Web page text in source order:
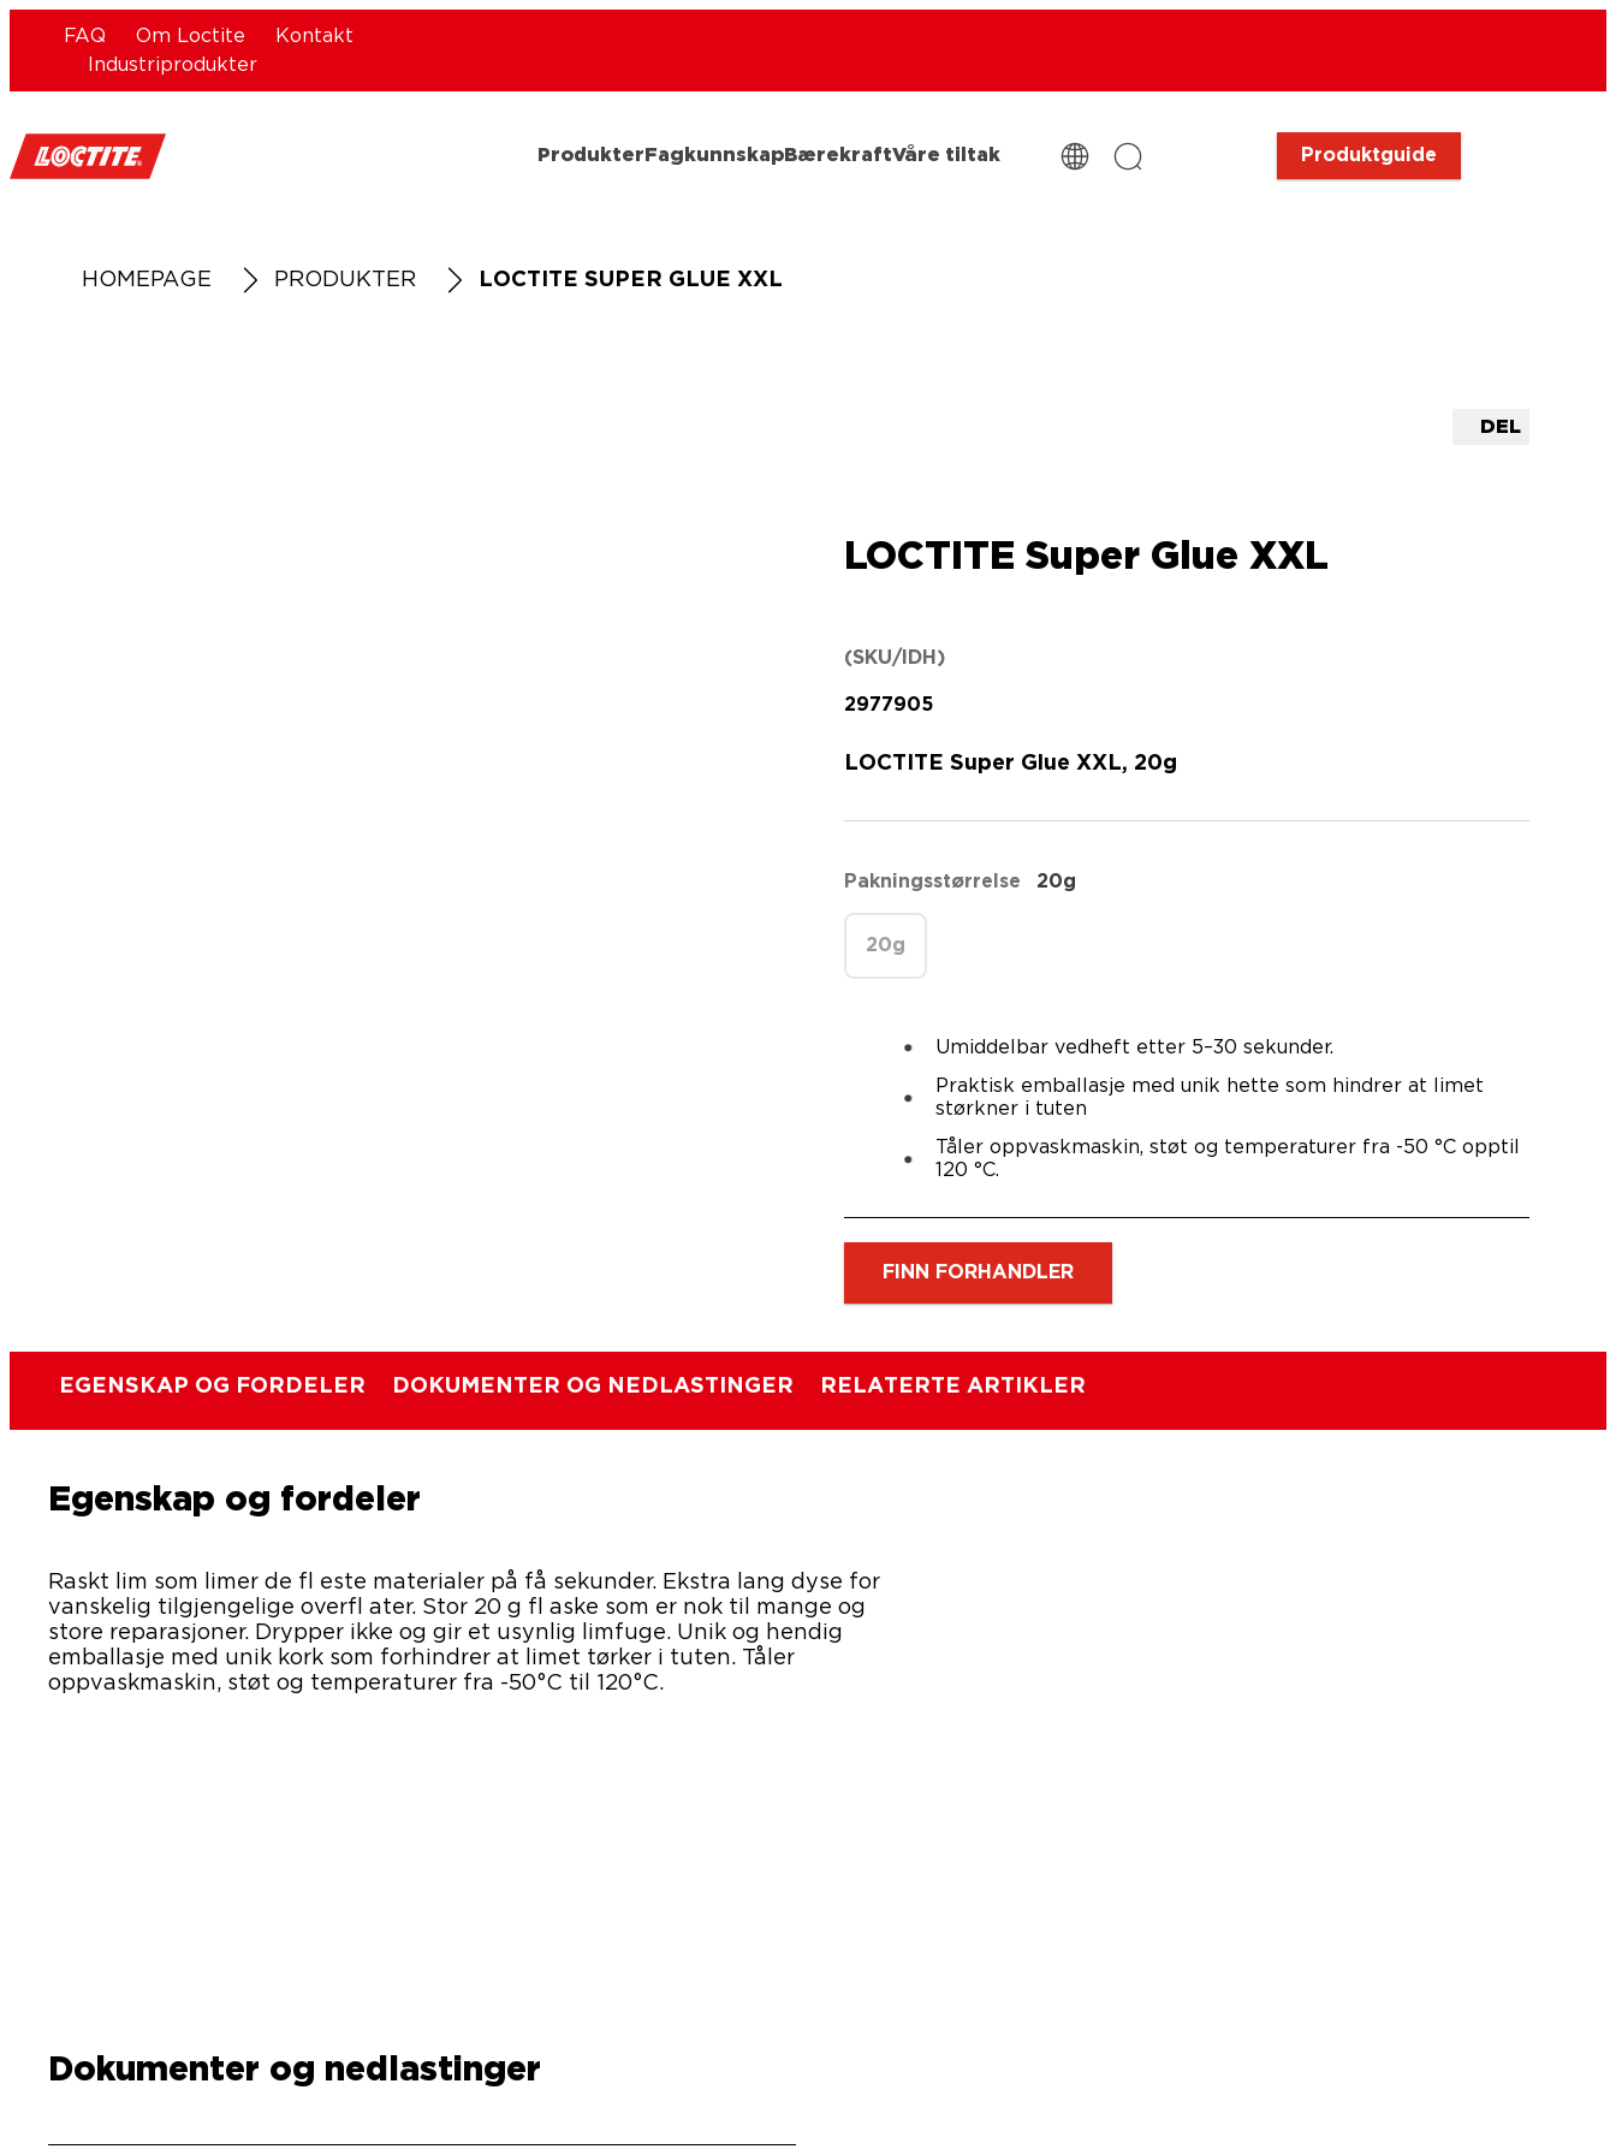
FAQ Om Loctite
Kontakt
Industriprodukter
Produkter Fagkunnskap BærekraftVåre tiltak Produktguide
HOMEPAGE PRODUKTER LOCTITE SUPER GLUE XXL
DEL
LOCTITE Super Glue XXL
(SKU/IDH)
2977905
LOCTITE Super Glue XXL, 20g
Pakningsstørrelse 20g
20g
Umiddelbar vedheft etter 5–30 sekunder.
Praktisk emballasje med unik hette som hindrer at limet
størkner i tuten
Tåler oppvaskmaskin, støt og temperaturer fra -50 °C opptil
120 °C.
FINN FORHANDLER
EGENSKAP OG FORDELER DOKUMENTER OG NEDLASTINGER RELATERTE ARTIKLER
Egenskap og fordeler
Raskt lim som limer de fl este materialer på få sekunder. Ekstra lang dyse for
vanskelig tilgjengelige overfl ater. Stor 20 g fl aske som er nok til mange og
store reparasjoner. Drypper ikke og gir et usynlig limfuge. Unik og hendig
emballasje med unik kork som forhindrer at limet tørker i tuten. Tåler
oppvaskmaskin, støt og temperaturer fra -50°C til 120°C.
Dokumenter og nedlastinger